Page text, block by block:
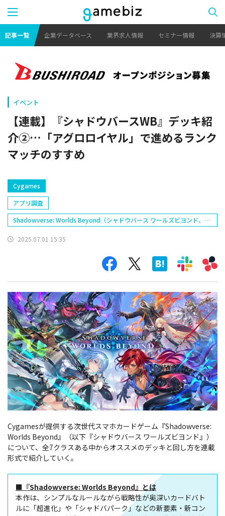
記事一覧 企業データベース 業界求人情報 セミナー情報 決算
イベント
【連載】『シャドウバースWB』デッキ紹
介②…「アグロロイヤル」で進めるランク
マッチのすすめ
Cygames
アプリ調査
Shadowverse: Worlds Beyond（シャドウバース ワールズビヨンド、シ
2025.07.01 15:35
Cygamesが提供する次世代スマホカードゲーム『Shadowverse:
Worlds Beyond』（以下『シャドウバース ワールズビヨンド』）
について、全7クラスある中からオススメのデッキと回し方を連載
形式で紹介していく。
■『Shadowverse: Worlds Beyond』とは
本作は、シンプルなルールながら戦略性が奥深いカードバト
ルに「超進化」や「シャドバパーク」などの新要素・新コン